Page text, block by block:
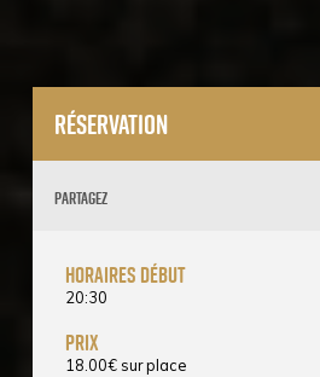
Réservation
Partagez
horaires début
20:30
prix
18.00€ sur place